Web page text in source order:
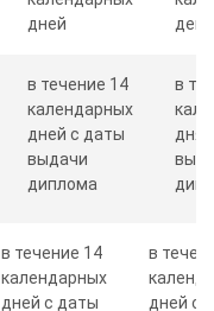
дней
день
в течение 14
календарных
дней с даты
выдачи
диплома
в
дня
в течение 14
календарных
дней с даты
в
дней с